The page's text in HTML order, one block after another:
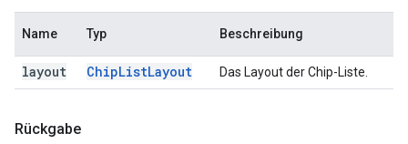
Name Typ Beschreibung
layout ChipListLayout Das Layout der Chip-Liste.
Rückgabe